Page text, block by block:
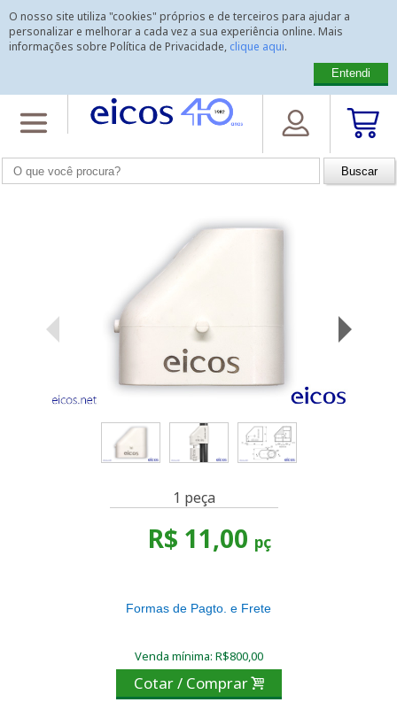
O nosso site utiliza "cookies" próprios e de terceiros para ajudar a
personalizar e melhorar a cada vez a sua experiência online. Mais
informações sobre Política de Privacidade, clique aqui.
Entendi
Home > Acessórios Adaptador PVC Vertical 20x20
Adaptador PVC Vertical 20x20
1 peça
R$ 11,00 pç
Formas de Pagto. e Frete
Venda mínima: R$800,00
Cotar / Comprar